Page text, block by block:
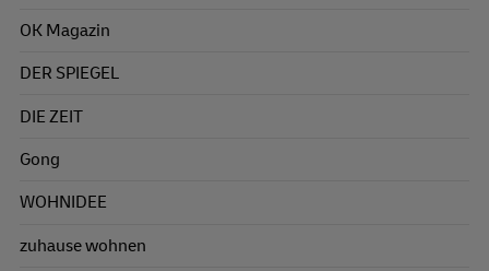
OK Magazin
DER SPIEGEL
DIE ZEIT
Gong
WOHNIDEE
zuhause wohnen